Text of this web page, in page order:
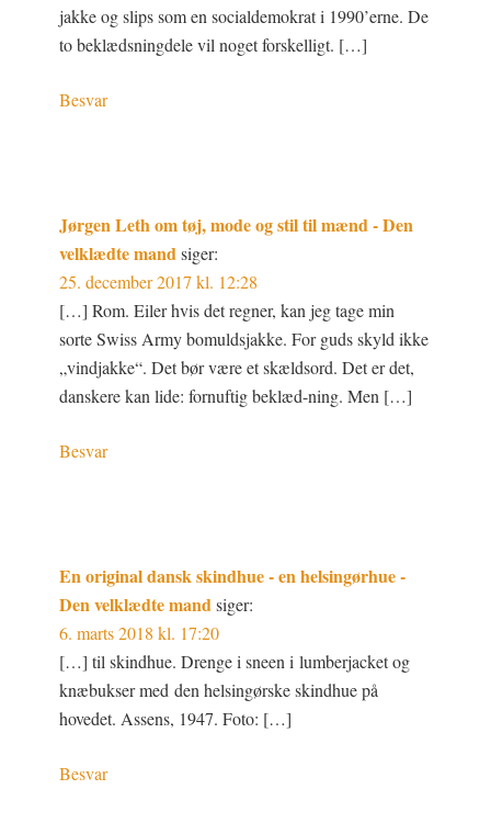
jakke og slips som en socialdemokrat i 1990’erne. De
to beklædsningdele vil noget forskelligt. […]
Besvar
Jørgen Leth om tøj, mode og stil til mænd - Den
velklædte mand siger:
25. december 2017 kl. 12:28
[…] Rom. Eiler hvis det regner, kan jeg tage min
sorte Swiss Army bomuldsjakke. For guds skyld ikke
„vindjakke“. Det bør være et skældsord. Det er det,
danskere kan lide: fornuftig beklæd-ning. Men […]
Besvar
En original dansk skindhue - en helsingørhue -
Den velklædte mand siger:
6. marts 2018 kl. 17:20
[…] til skindhue. Drenge i sneen i lumberjacket og
knæbukser med den helsingørske skindhue på
hovedet. Assens, 1947. Foto: […]
Besvar